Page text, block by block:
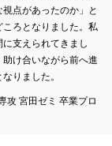
点があったのか」と
ろとなりました。私
支えられてきまし
け合いながら前へ進
りました。
攻 宮田ゼミ 卒業プロ